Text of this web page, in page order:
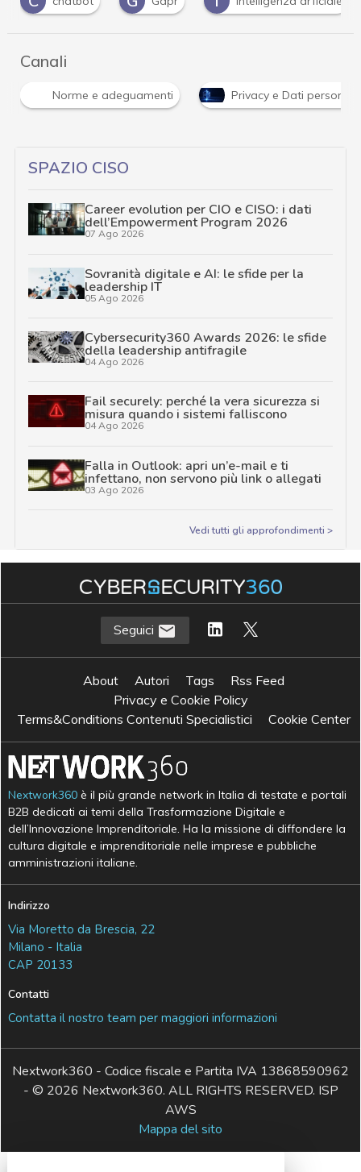
Canali
Norme e adeguamenti Privacy e Dati personali
SPAZIO CISO
Career evolution per CIO e CISO: i dati
dell’Empowerment Program 2026
07 Ago 2026
Sovranità digitale e AI: le sfide per la
leadership IT
05 Ago 2026
Cybersecurity360 Awards 2026: le sfide
della leadership antifragile
04 Ago 2026
Fail securely: perché la vera sicurezza si
misura quando i sistemi falliscono
04 Ago 2026
Falla in Outlook: apri un’e-mail e ti
infettano, non servono più link o allegati
03 Ago 2026
Vedi tutti gli approfondimenti >
Seguici
About Autori Tags
Rss Feed
Privacy e Cookie Policy
Terms&Conditions Contenuti Specialistici
Cookie Center
Nextwork360 è il più grande network in Italia di testate e portali
B2B dedicati ai temi della Trasformazione Digitale e
dell’Innovazione Imprenditoriale. Ha la missione di diffondere la
cultura digitale e imprenditoriale nelle imprese e pubbliche
amministrazioni italiane.
Indirizzo
Via Moretto da Brescia, 22
Milano - Italia
CAP 20133
Contatti
Contatta il nostro team per maggiori informazioni
Nextwork360 - Codice fiscale e Partita IVA 13868590962
- © 2026 Nextwork360. ALL RIGHTS RESERVED. ISP
AWS
Mappa del sito